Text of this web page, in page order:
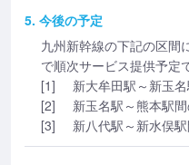
5. 今後の予定
九州新幹線の下記の区間
で順次サービス提供予定
[1]
新大牟田駅～新玉
[2]
新玉名駅～熊本駅
[3]
新八代駅～新水俣